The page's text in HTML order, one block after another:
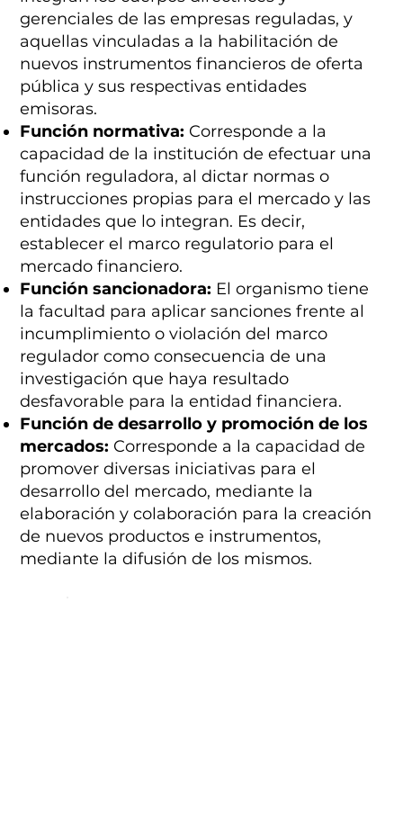
gerenciales de las empresas reguladas, y
aquellas vinculadas a la habilitación de
nuevos instrumentos financieros de oferta
pública y sus respectivas entidades
emisoras.
Función normativa: Corresponde a la
capacidad de la institución de efectuar una
función reguladora, al dictar normas o
instrucciones propias para el mercado y las
entidades que lo integran. Es decir,
establecer el marco regulatorio para el
mercado financiero.
Función sancionadora: El organismo tiene
la facultad para aplicar sanciones frente al
incumplimiento o violación del marco
regulador como consecuencia de una
investigación que haya resultado
desfavorable para la entidad financiera.
Función de desarrollo y promoción de los
mercados: Corresponde a la capacidad de
promover diversas iniciativas para el
desarrollo del mercado, mediante la
elaboración y colaboración para la creación
de nuevos productos e instrumentos,
mediante la difusión de los mismos.